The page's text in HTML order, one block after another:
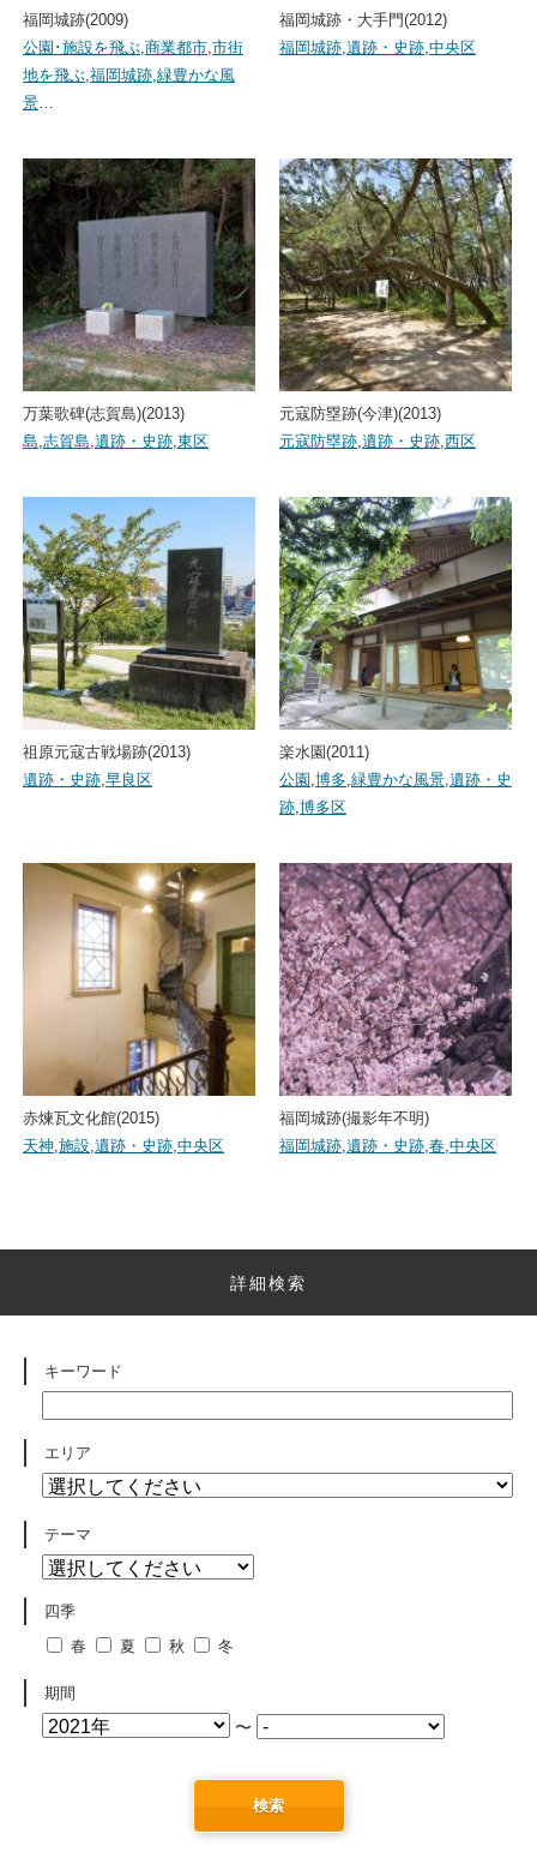
福岡城跡(2009)
公園･施設を飛ぶ,商業都市,市街
地を飛ぶ,福岡城跡,緑豊かな風
景…
福岡城跡・大手門(2012)
福岡城跡,遺跡・史跡,中央区
万葉歌碑(志賀島)(2013)
島,志賀島,遺跡・史跡,東区
元寇防塁跡(今津)(2013)
元寇防塁跡,遺跡・史跡,西区
祖原元寇古戦場跡(2013)
遺跡・史跡,早良区
楽水園(2011)
公園 ,博多,緑豊かな風景,遺跡・史
跡,博多区
赤煉瓦文化館(2015)
天神,施設,遺跡・史跡,中央区
福岡城跡(撮影年不明)
福岡城跡,遺跡・史跡,春,中央区
詳細検索
キーワード
エリア
テーマ
四季
春
夏 秋 冬
期間
〜
検索